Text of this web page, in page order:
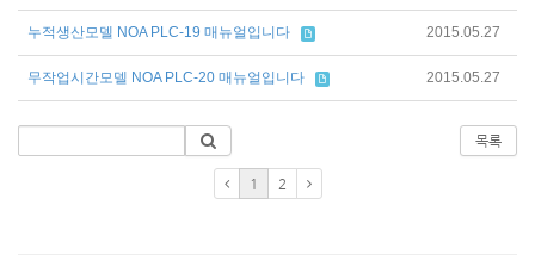
누적생산모델 NOA PLC-19 매뉴얼입니다 2015.05.27
무작업시간모델 NOA PLC-20 매뉴얼입니다 2015.05.27
목록
1 2